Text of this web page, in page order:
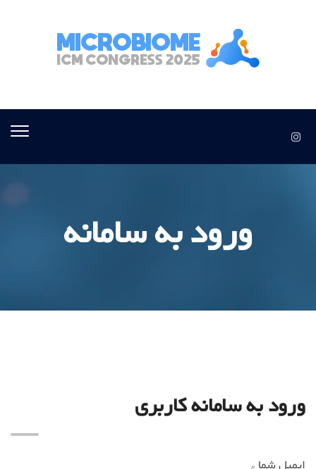
ورود به سامانه
ورود به سامانه کاربری
ایمیل شما *